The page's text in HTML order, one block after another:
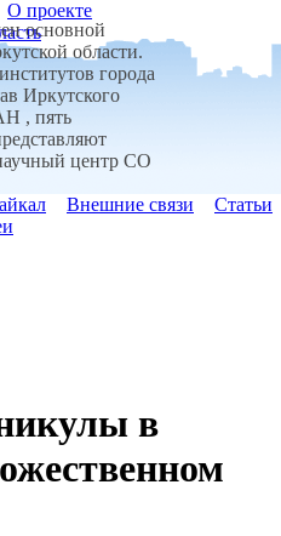
О проекте
основной
области.
города
Иркутского
, пять
центр СО
Внешние связи
Статьи
в